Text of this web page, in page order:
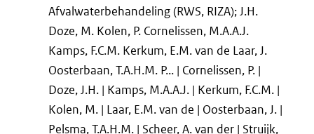
Afvalwaterbehandeling (RWS, RIZA); J.H.
Doze, M. Kolen, P. Cornelissen, M.A.A.J.
Kamps, F.C.M. Kerkum, E.M. van de Laar, J.
Oosterbaan, T.A.H.M. P... | Cornelissen, P. |
Doze, J.H. | Kamps, M.A.A.J. | Kerkum, F.C.M. |
Kolen, M. | Laar, E.M. van de | Oosterbaan, J. |
Pelsma, T.A.H.M. | Scheer, A. van der | Struijk,